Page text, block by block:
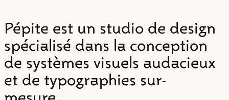
Pépite est un studio de design
spécialisé dans la conception
de systèmes visuels audacieux
et de typographies sur-